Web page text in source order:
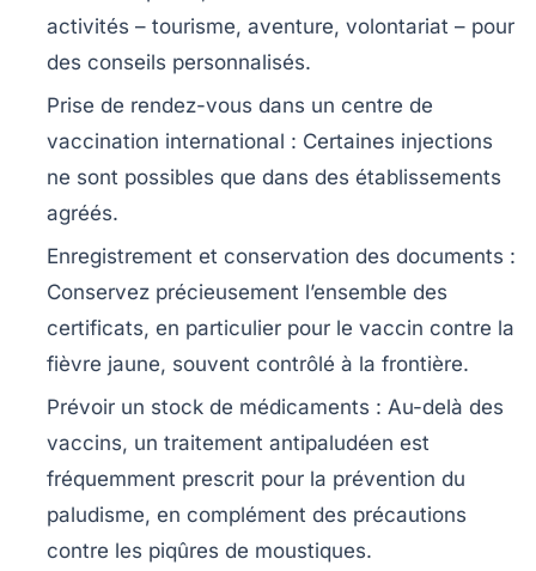
activités – tourisme, aventure, volontariat – pour
des conseils personnalisés.
Prise de rendez-vous dans un centre de
vaccination international : Certaines injections
ne sont possibles que dans des établissements
agréés.
Enregistrement et conservation des documents :
Conservez précieusement l’ensemble des
certificats, en particulier pour le vaccin contre la
fièvre jaune, souvent contrôlé à la frontière.
Prévoir un stock de médicaments : Au-delà des
vaccins, un traitement antipaludéen est
fréquemment prescrit pour la prévention du
paludisme, en complément des précautions
contre les piqûres de moustiques.